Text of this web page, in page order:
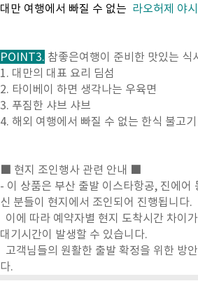
대만 여행에서 빠질 수 없는 라오허제 야
POINT3. 참좋은여행이 준비한 맛있는 식
1. 대만의 대표 요리 딤섬
2. 타이베이 하면 생각나는 우육면
3. 푸짐한 샤브 샤브
4. 해외 여행에서 빠질 수 없는 한식 불고기
■ 현지 조인행사 관련 안내 ■
- 이 상품은 부산 출발 이스타항공, 진에어
신 분들이 현지에서 조인되어 진행됩니다.
이에 따라 예약자별 현지 도착시간 차이
대기시간이 발생할 수 있습니다.
고객님들의 원활한 출발 확정을 위한 방
다.